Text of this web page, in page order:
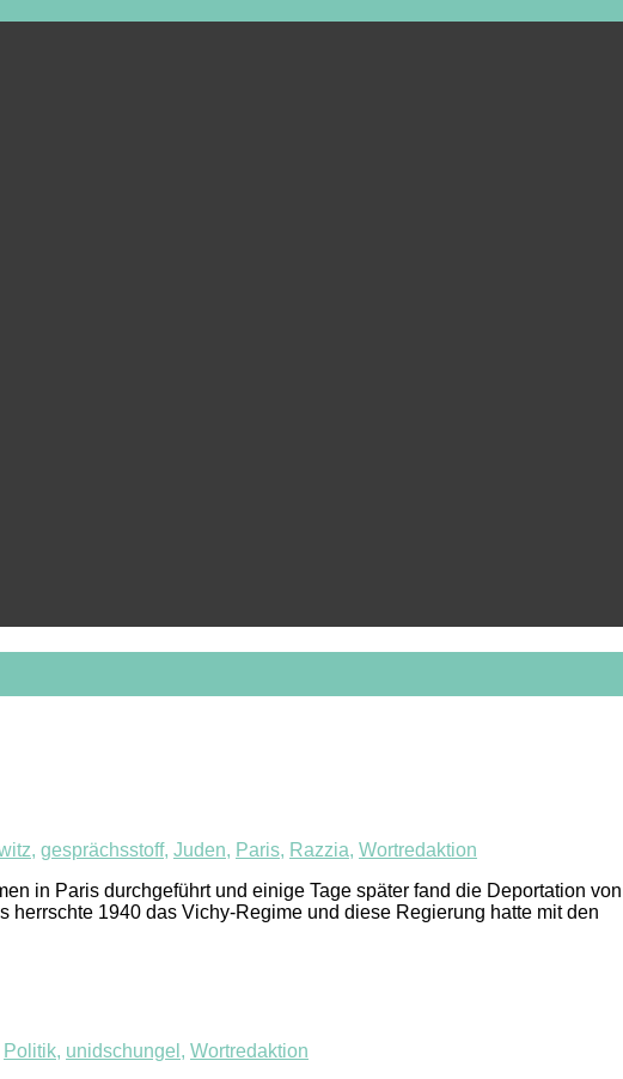
, gesprächsstoff, Juden, Paris, Razzia, Wortredaktion
in Paris durchgeführt und einige Tage später fand die Deportation von
1940 das Vichy-Regime und diese Regierung hatte mit den
Politik, unidschungel , Wortredaktion